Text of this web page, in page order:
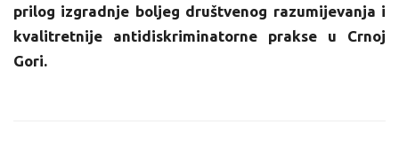
prilog izgradnje boljeg društvenog razumijevanja i
kvalitretnije antidiskriminatorne prakse u Crnoj
Gori.